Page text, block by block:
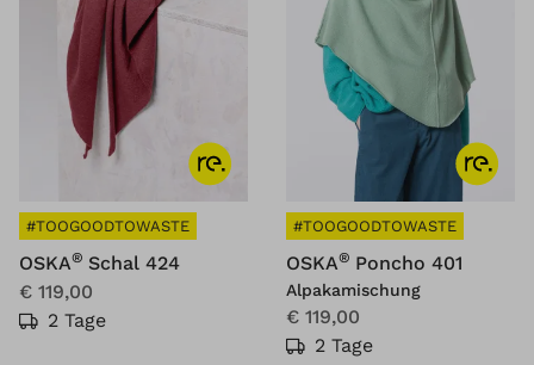
#TOOGOODTOWASTE
OSKA® Schal 424
€ 119,00
2 Tage
#TOOGOODTOWASTE
OSKA® Poncho 401
Alpakamischung
€ 119,00
2 Tage